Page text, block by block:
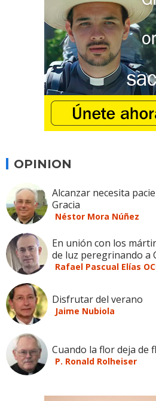
OPINION
Alcanzar necesita
Gracia
Néstor Mora Núñez
En unión con los
de luz peregrinando a
Rafael Pascual Elías
Disfrutar del verano
Jaime Nubiola
Cuando la flor deja de
P. Ronald Rolheiser